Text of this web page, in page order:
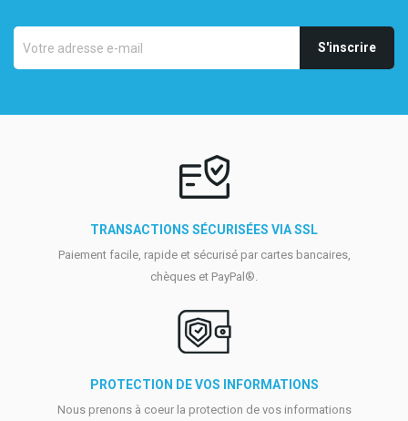
TRANSACTIONS SÉCURISÉES VIA SSL
Paiement facile, rapide et sécurisé par cartes bancaires,
chèques et PayPal®.
PROTECTION DE VOS INFORMATIONS
Nous prenons à coeur la protection de vos informations